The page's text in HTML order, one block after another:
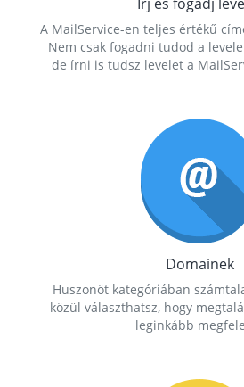
A MailService-en teljes értékű
Nem csak fogadni tudod a
de írni is tudsz levelet a
Domainek
Huszonöt kategóriában
közül választhatsz, hogy
leginkább